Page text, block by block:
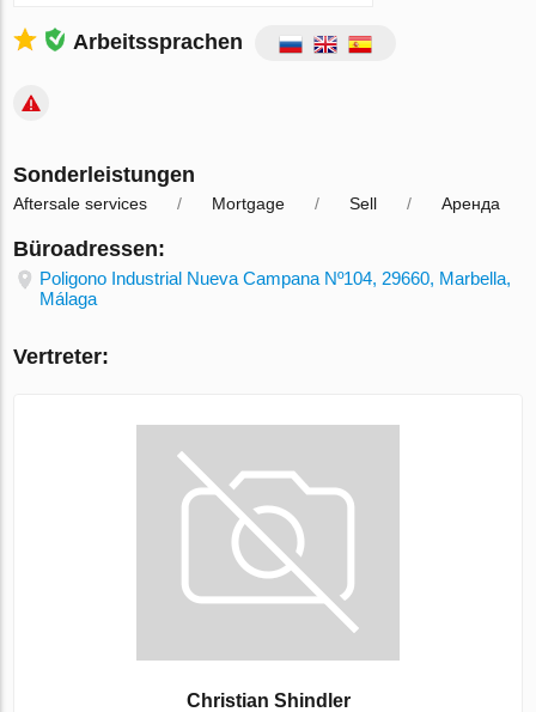
Arbeitssprachen
Sonderleistungen
Aftersale services Mortgage Sell Аренда
Büroadressen:
Poligono Industrial Nueva Campana Nº104, 29660, Marbella,
Málaga
Vertreter:
Christian Shindler